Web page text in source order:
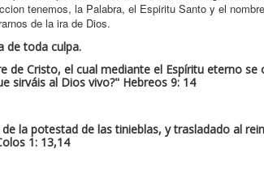
tenemos, la Palabra, el Espiritu Santo y el
de la ira de Dios.
de toda culpa.
de Cristo, el cual mediante el Espíritu eterno
sirváis al Dios vivo?" Hebreos 9: 14
la potestad de las tinieblas, y trasladado al
1: 13,14